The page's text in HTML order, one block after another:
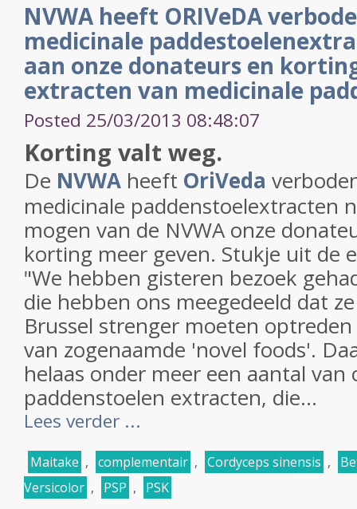
NVWA heeft ORIVeDA
medicinale
aan onze donateurs en
extracten van medicinale
Posted 25/03/2013 08:48:07
Korting valt weg.
De NVWA heeft OriVeda
medicinale paddenstoelextracten
mogen van de NVWA onze
korting meer geven. Stukje uit de
"We hebben gisteren bezoek
die hebben ons meegedeeld dat
Brussel strenger moeten
van zogenaamde 'novel foods'.
helaas onder meer een aantal van
paddenstoelen extracten, die...
Lees verder ...
Maitake , complementair , Cordyceps sinensis ,
Versicolor , PSP , PSK